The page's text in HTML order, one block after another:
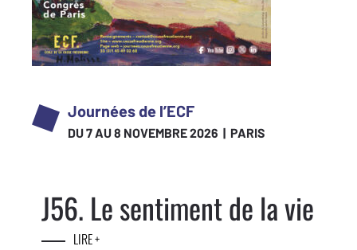
Journées de l’ECF
DU 7 AU 8 NOVEMBRE 2026 | PARIS
J56. Le sentiment de la vie
LIRE +